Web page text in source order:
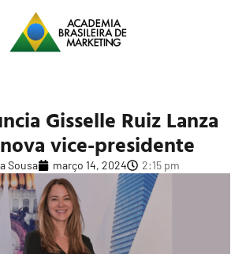
Gisselle Ruiz Lanza
vice-presidente
Sousa março 14, 2024 2:15 pm